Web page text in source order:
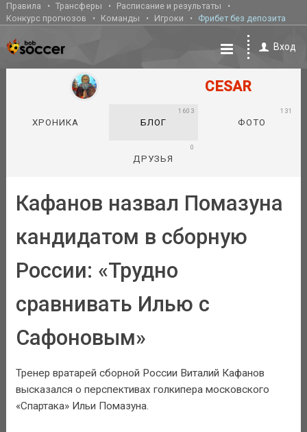
Правила Трансферы
Расписание и результаты
Конкурс прогнозов
Команды Игроки Фрибет без депозита
Вход
CESAR
ХРОНИКА БЛОГ
1603
ФОТО
131
ДРУЗЬЯ
0
Кафанов назвал Помазуна
кандидатом в сборную
России: «Трудно
сравнивать Илью с
Сафоновым»
Тренер вратарей сборной России Виталий Кафанов
высказался о перспективах голкипера московского
«Спартака» Ильи Помазуна.